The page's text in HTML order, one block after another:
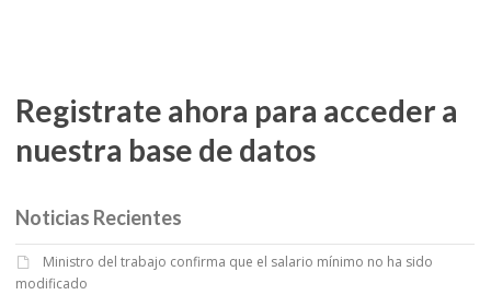
Registrate ahora para acceder a
nuestra base de datos
Noticias Recientes
Ministro del trabajo confirma que el salario mínimo no ha sido
modificado